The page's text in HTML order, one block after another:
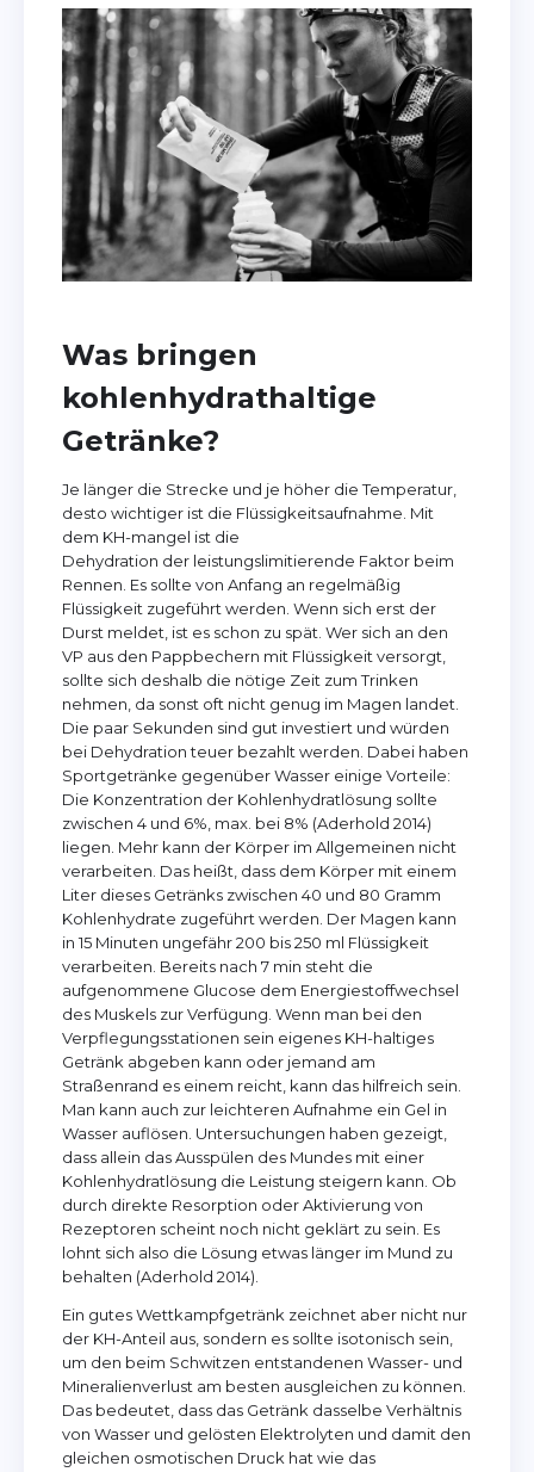
Was bringen
kohlenhydrathaltige
Getränke?
Je länger die Strecke und je höher die Temperatur,
desto wichtiger ist die Flüssigkeitsaufnahme. Mit
dem KH-mangel ist die
Dehydration der leistungslimitierende Faktor beim
Rennen. Es sollte von Anfang an regelmäßig
Flüssigkeit zugeführt werden. Wenn sich erst der
Durst meldet, ist es schon zu spät. Wer sich an den
VP aus den Pappbechern mit Flüssigkeit versorgt,
sollte sich deshalb die nötige Zeit zum Trinken
nehmen, da sonst oft nicht genug im Magen landet.
Die paar Sekunden sind gut investiert und würden
bei Dehydration teuer bezahlt werden. Dabei haben
Sportgetränke gegenüber Wasser einige Vorteile:
Die Konzentration der Kohlenhydratlösung sollte
zwischen 4 und 6%, max. bei 8% (Aderhold 2014)
liegen. Mehr kann der Körper im Allgemeinen nicht
verarbeiten. Das heißt, dass dem Körper mit einem
Liter dieses Getränks zwischen 40 und 80 Gramm
Kohlenhydrate zugeführt werden. Der Magen kann
in 15 Minuten ungefähr 200 bis 250 ml Flüssigkeit
verarbeiten. Bereits nach 7 min steht die
aufgenommene Glucose dem Energiestoffwechsel
des Muskels zur Verfügung. Wenn man bei den
Verpflegungsstationen sein eigenes KH-haltiges
Getränk abgeben kann oder jemand am
Straßenrand es einem reicht, kann das hilfreich sein.
Man kann auch zur leichteren Aufnahme ein Gel in
Wasser auflösen. Untersuchungen haben gezeigt,
dass allein das Ausspülen des Mundes mit einer
Kohlenhydratlösung die Leistung steigern kann. Ob
durch direkte Resorption oder Aktivierung von
Rezeptoren scheint noch nicht geklärt zu sein. Es
lohnt sich also die Lösung etwas länger im Mund zu
behalten (Aderhold 2014).
Ein gutes Wettkampfgetränk zeichnet aber nicht nur
der KH-Anteil aus, sondern es sollte isotonisch sein,
um den beim Schwitzen entstandenen Wasser- und
Mineralienverlust am besten ausgleichen zu können.
Das bedeutet, dass das Getränk dasselbe Verhältnis
von Wasser und gelösten Elektrolyten und damit den
gleichen osmotischen Druck hat wie das